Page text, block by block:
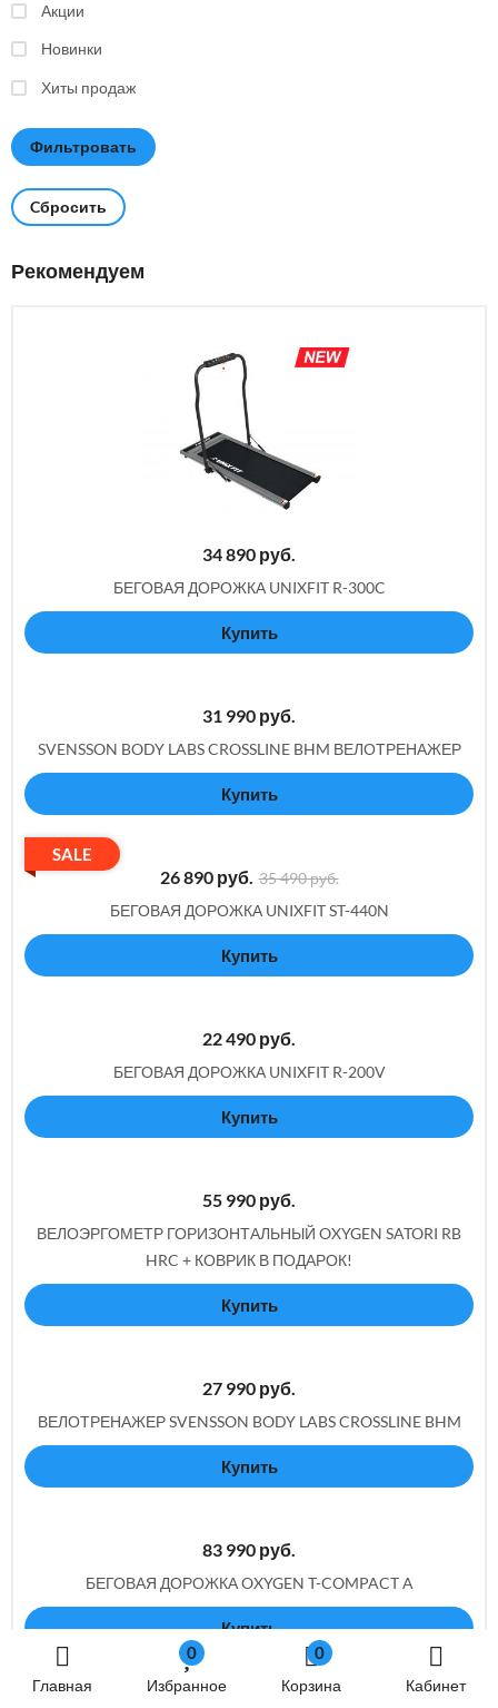
Главная
0
Избранное
0
Корзина Кабинет
Акции
Новинки
Хиты продаж
Cбросить
Рекомендуем
34 890 руб.
БЕГОВАЯ ДОРОЖКА UNIXFIT R-300C
Купить
31 990 руб.
SVENSSON BODY LABS CROSSLINE BHM ВЕЛОТРЕНАЖЕР
Купить
SALE
26 890 руб. 35 490 руб.
БЕГОВАЯ ДОРОЖКА UNIXFIT ST-440N
Купить
22 490 руб.
БЕГОВАЯ ДОРОЖКА UNIXFIT R-200V
Купить
55 990 руб.
ВЕЛОЭРГОМЕТР ГОРИЗОНТАЛЬНЫЙ OXYGEN SATORI RB
HRC + КОВРИК В ПОДАРОК!
Купить
27 990 руб.
ВЕЛОТРЕНАЖЕР SVENSSON BODY LABS CROSSLINE BHM
Купить
83 990 руб.
БЕГОВАЯ ДОРОЖКА OXYGEN T-COMPACT A
Купить